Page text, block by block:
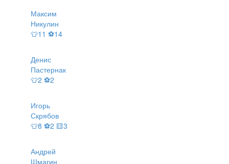
Максим
Никулин
👕11 ⚽14
Денис
Пастернак
👕2 ⚽2
Игорь
Скрябов
👕8 ⚽2 🟨3
Андрей
Шмагин